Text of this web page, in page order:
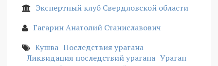
Экспертный клуб Свердловской области
Гагарин Анатолий Станиславович
Кушва Последствия урагана
Ликвидация последствий урагана Ураган